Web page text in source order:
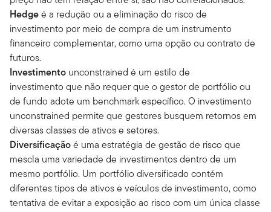
Hedgeé a redução ou a eliminação do risco de
investimento por meio de compra de um instrumento
financeiro complementar, como uma opção ou contrato de
futuros.
Investimento unconstrained é um estilo de
investimento que não requer que o gestor de portfólio ou
de fundo adote um benchmark específico. O investimento
unconstrained permite que gestores busquem retornos em
diversas classes de ativos e setores.
Diversificaçãoé uma estratégia de gestão de risco que
mescla uma variedade de investimentos dentro de um
mesmo portfólio. Um portfólio diversificado contém
diferentes tipos de ativos e veículos de investimento, como
tentativa de evitar a exposição ao risco com um única classe